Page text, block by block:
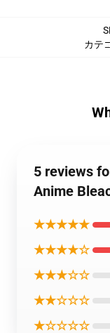
カテ
5 reviews
Anime
★★★★★
★★★★☆
★★★☆☆
★★☆☆☆
★☆☆☆☆